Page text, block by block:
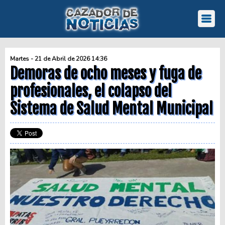
Martes - 21 de Abril de 2026 14:36
Demoras de ocho meses y fuga de
profesionales, el colapso del
Sistema de Salud Mental Municipal